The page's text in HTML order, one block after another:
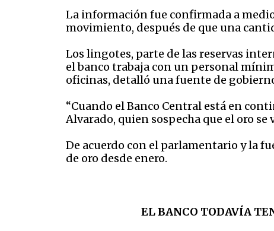
La información fue confirmada a
movimiento, después de que una
Los lingotes, parte de las reservas
el banco trabaja con un personal
oficinas, detalló una fuente de
“Cuando el Banco Central está en
Alvarado, quien sospecha que el oro
De acuerdo con el parlamentario y la
de oro desde enero.
EL BANCO TODAVÍA